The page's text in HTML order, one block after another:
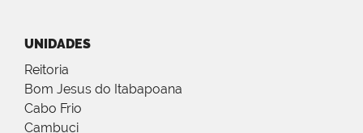
UNIDADES
Reitoria
Bom Jesus do Itabapoana
Cabo Frio
Cambuci